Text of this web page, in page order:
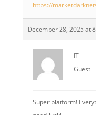
https://
December 28, 2025 at
IT
Guest
Super platform!